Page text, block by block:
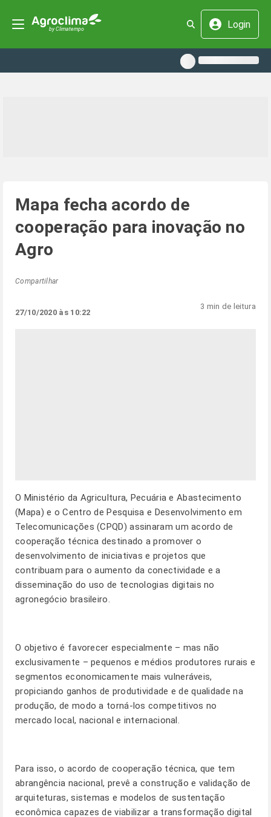
Login
Mapa fecha acordo de
cooperação para inovação no
Agro
Compartilhar
27/10/2020 às 10:22
3 min de leitura
O Ministério da Agricultura, Pecuária e Abastecimento
(Mapa) e o Centro de Pesquisa e Desenvolvimento em
Telecomunicações (CPQD) assinaram um acordo de
cooperação técnica destinado a promover o
desenvolvimento de iniciativas e projetos que
contribuam para o aumento da conectividade e a
disseminação do uso de tecnologias digitais no
agronegócio brasileiro.
O objetivo é favorecer especialmente – mas não
exclusivamente – pequenos e médios produtores rurais e
segmentos economicamente mais vulneráveis,
propiciando ganhos de produtividade e de qualidade na
produção, de modo a torná-los competitivos no
mercado local, nacional e internacional.
Para isso, o acordo de cooperação técnica, que tem
abrangência nacional, prevê a construção e validação de
arquiteturas, sistemas e modelos de sustentação
econômica capazes de viabilizar a transformação digital